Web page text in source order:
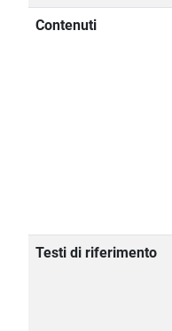
Contenuti
Testi di riferimento